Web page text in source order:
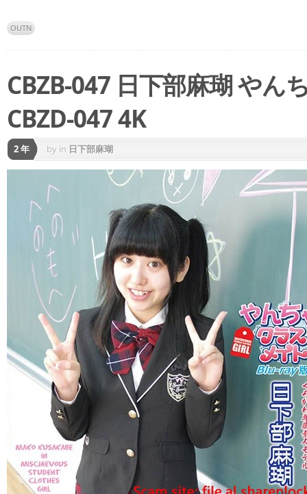
OUTN
CBZB-047 日下部麻瑚 やん
CBZD-047 4K
2 年 by in 日下部麻瑚